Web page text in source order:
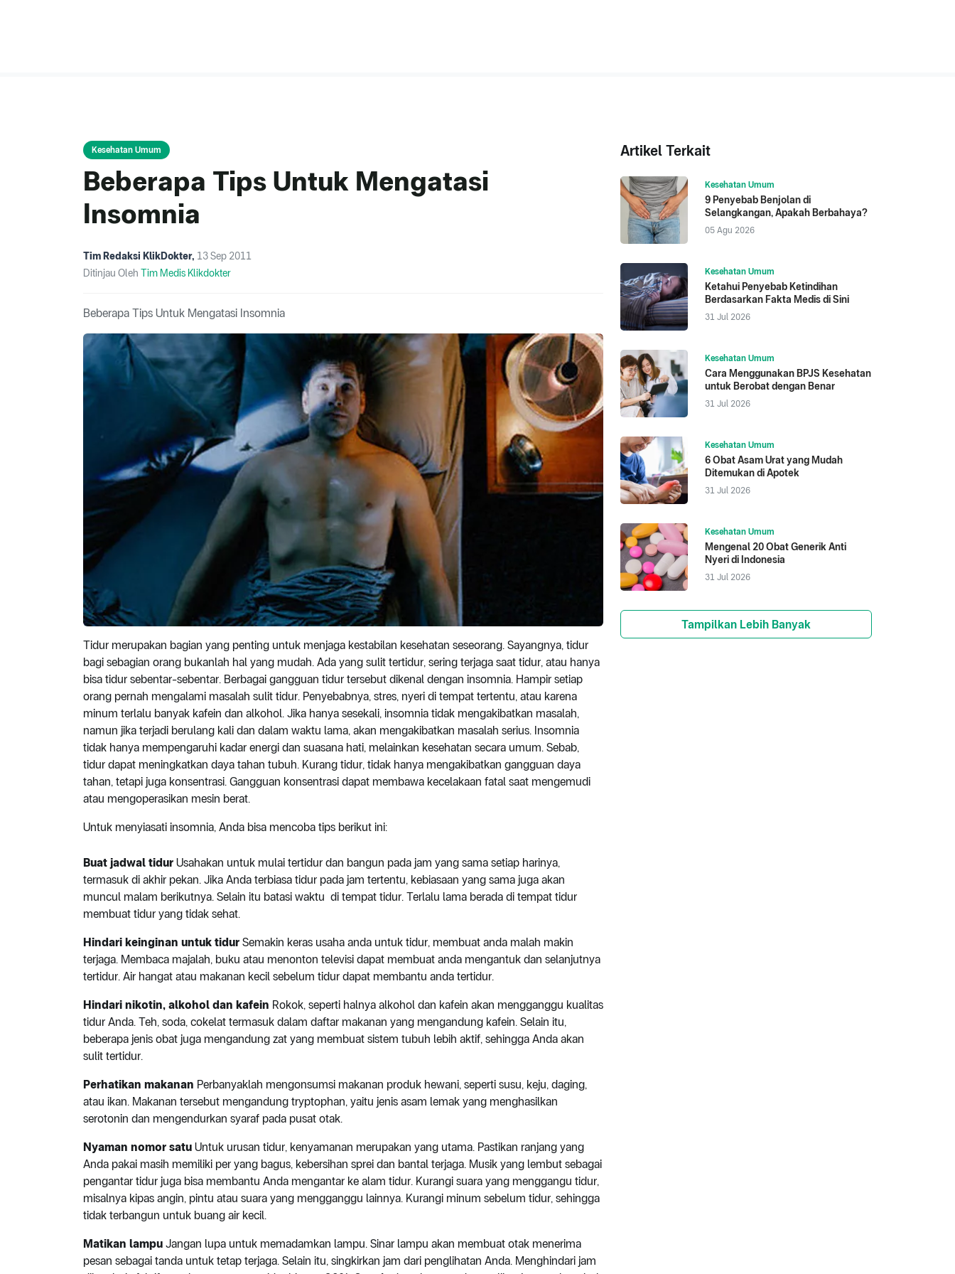
Kesehatan Umum
Beberapa Tips Untuk Mengatasi
Insomnia
Tim Redaksi KlikDokter, 13 Sep 2011
Ditinjau Oleh Tim Medis Klikdokter
Beberapa Tips Untuk Mengatasi Insomnia
Tidur merupakan bagian yang penting untuk menjaga kestabilan kesehatan seseorang. Sayangnya, tidur
bagi sebagian orang bukanlah hal yang mudah. Ada yang sulit tertidur, sering terjaga saat tidur, atau hanya
bisa tidur sebentar-sebentar. Berbagai gangguan tidur tersebut dikenal dengan insomnia. Hampir setiap
orang pernah mengalami masalah sulit tidur. Penyebabnya, stres, nyeri di tempat tertentu, atau karena
minum terlalu banyak kafein dan alkohol. Jika hanya sesekali, insomnia tidak mengakibatkan masalah,
namun jika terjadi berulang kali dan dalam waktu lama, akan mengakibatkan masalah serius. Insomnia
tidak hanya mempengaruhi kadar energi dan suasana hati, melainkan kesehatan secara umum. Sebab,
tidur dapat meningkatkan daya tahan tubuh. Kurang tidur, tidak hanya mengakibatkan gangguan daya
tahan, tetapi juga konsentrasi. Gangguan konsentrasi dapat membawa kecelakaan fatal saat mengemudi
atau mengoperasikan mesin berat.
Untuk menyiasati insomnia, Anda bisa mencoba tips berikut ini:
Buat jadwal tidur Usahakan untuk mulai tertidur dan bangun pada jam yang sama setiap harinya,
termasuk di akhir pekan. Jika Anda terbiasa tidur pada jam tertentu, kebiasaan yang sama juga akan
muncul malam berikutnya. Selain itu batasi waktu di tempat tidur. Terlalu lama berada di tempat tidur
membuat tidur yang tidak sehat.
Hindari keinginan untuk tidur Semakin keras usaha anda untuk tidur, membuat anda malah makin
terjaga. Membaca majalah, buku atau menonton televisi dapat membuat anda mengantuk dan selanjutnya
tertidur. Air hangat atau makanan kecil sebelum tidur dapat membantu anda tertidur.
Hindari nikotin, alkohol dan kafein Rokok, seperti halnya alkohol dan kafein akan mengganggu kualitas
tidur Anda. Teh, soda, cokelat termasuk dalam daftar makanan yang mengandung kafein. Selain itu,
beberapa jenis obat juga mengandung zat yang membuat sistem tubuh lebih aktif, sehingga Anda akan
sulit tertidur.
Perhatikan makanan Perbanyaklah mengonsumsi makanan produk hewani, seperti susu, keju, daging,
atau ikan. Makanan tersebut mengandung tryptophan, yaitu jenis asam lemak yang menghasilkan
serotonin dan mengendurkan syaraf pada pusat otak.
Nyaman nomor satu Untuk urusan tidur, kenyamanan merupakan yang utama. Pastikan ranjang yang
Anda pakai masih memiliki per yang bagus, kebersihan sprei dan bantal terjaga. Musik yang lembut sebagai
pengantar tidur juga bisa membantu Anda mengantar ke alam tidur. Kurangi suara yang menggangu tidur,
misalnya kipas angin, pintu atau suara yang mengganggu lainnya. Kurangi minum sebelum tidur, sehingga
tidak terbangun untuk buang air kecil.
Matikan lampu Jangan lupa untuk memadamkan lampu. Sinar lampu akan membuat otak menerima
pesan sebagai tanda untuk tetap terjaga. Selain itu, singkirkan jam dari penglihatan Anda. Menghindari jam
Artikel Terkait
Kesehatan Umum
9 Penyebab Benjolan di
Selangkangan, Apakah Berbahaya?
05 Agu 2026
Kesehatan Umum
Ketahui Penyebab Ketindihan
Berdasarkan Fakta Medis di Sini
31 Jul 2026
Kesehatan Umum
Cara Menggunakan BPJS Kesehatan
untuk Berobat dengan Benar
31 Jul 2026
Kesehatan Umum
6 Obat Asam Urat yang Mudah
Ditemukan di Apotek
31 Jul 2026
Kesehatan Umum
Mengenal 20 Obat Generik Anti
Nyeri di Indonesia
31 Jul 2026
Tampilkan Lebih Banyak